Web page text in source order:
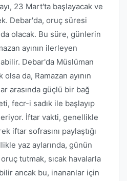
23 Mart'ta başlayacak ve
Debar'da, oruç süresi
olacak. Bu süre, günlerin
ayının ilerleyen
Debar'da Müslüman
da, Ramazan ayının
arasında güçlü bir bağ
fecr-i sadık ile başlayıp
eriyor. İftar vakti, genellikle
iftar sofrasını paylaştığı
yaz aylarında, günün
tutmak, sıcak havalarla
ancak bu, inananlar için